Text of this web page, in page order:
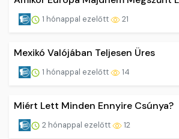
1 hónappal ezelőtt 21
Mexikó Valójában Teljesen Üres
1 hónappal ezelőtt 14
Miért Lett Minden Ennyire Csúnya?
2 hónappal ezelőtt 12